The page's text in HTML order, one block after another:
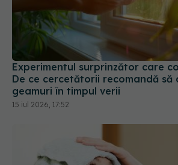
Experimentul surprinzător care
De ce cercetătorii recomandă să
geamuri în timpul verii
15 iul 2026, 17:52